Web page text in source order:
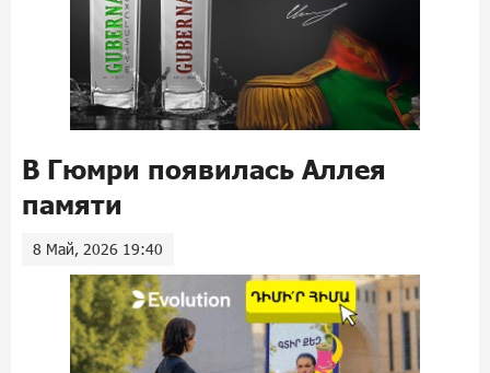
В Гюмри появилась Аллея
памяти
8 Май, 2026 19:40